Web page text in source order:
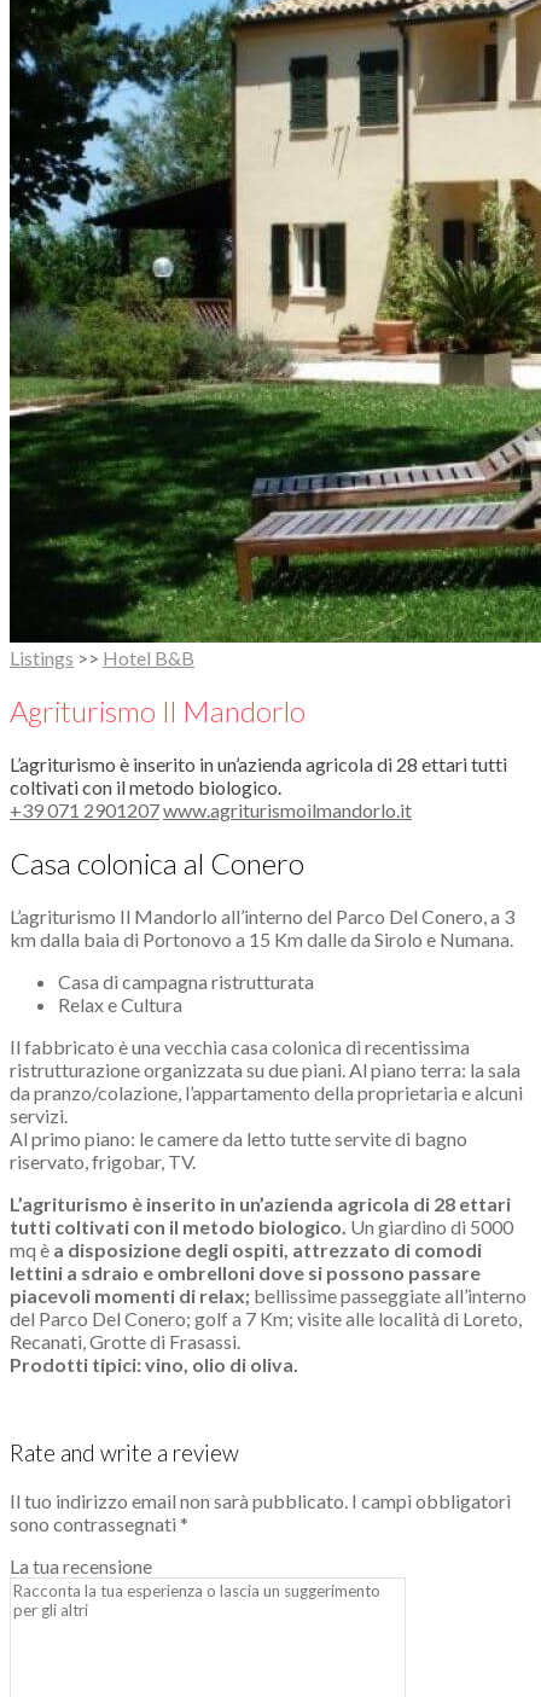
Listings >> Hotel B&B
Agriturismo Il Mandorlo
L’agriturismo è inserito in un’azienda agricola di 28 ettari tutti
coltivati con il metodo biologico.
+39 071 2901207www.agriturismoilmandorlo.it
Casa colonica al Conero
L’agriturismo Il Mandorlo all’interno del Parco Del Conero, a 3
km dalla baia di Portonovo a 15 Km dalle da Sirolo e Numana.
Casa di campagna ristrutturata
Relax e Cultura
Il fabbricato è una vecchia casa colonica di recentissima
ristrutturazione organizzata su due piani. Al piano terra: la sala
da pranzo/colazione, l’appartamento della proprietaria e alcuni
servizi.
Al primo piano: le camere da letto tutte servite di bagno
riservato, frigobar, TV.
L’agriturismo è inserito in un’azienda agricola di 28 ettari
tutti coltivati con il metodo biologico. Un giardino di 5000
mq è a disposizione degli ospiti, attrezzato di comodi
lettini a sdraio e ombrelloni dove si possono passare
piacevoli momenti di relax; bellissime passeggiate all’interno
del Parco Del Conero; golf a 7 Km; visite alle località di Loreto,
Recanati, Grotte di Frasassi.
Prodotti tipici: vino, olio di oliva.
Rate and write a review
Il tuo indirizzo email non sarà pubblicato. I campi obbligatori
sono contrassegnati *
La tua recensione